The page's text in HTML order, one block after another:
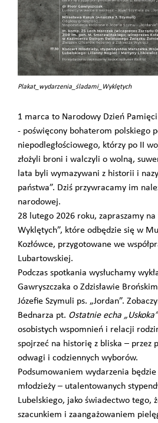
Plakat_wydarzenia_śladami_Wyklętych
1 marca to Narodowy Dzień
- poświęcony bohaterom polskiego
niepodległościowego, którzy po II
złożyli broni i walczyli o wolną,
lata byli wymazywani z historii i
państwa”. Dziś przywracamy im
narodowej.
28 lutego 2026 roku, zapraszamy
Wyklętych”, które odbędzie się w
Kozłówce, przygotowane we
Lubartowskiej.
Podczas spotkania wysłuchamy
Gawryszczaka o Zdzisławie
Józefie Szymuli ps. „Jordan”.
Bednarza pt. Ostatnie echa „Uskoka”
osobistych wspomnień i relacji
spojrzeć na historię z bliska – przez
odwagi i codziennych wyborów.
Podsumowaniem wydarzenia
młodzieży – utalentowanych
Lubelskiego, jako świadectwo tego,
szacunkiem i zaangażowaniem